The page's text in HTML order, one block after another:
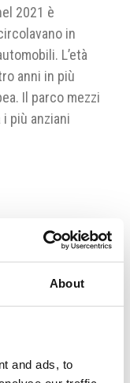
About
and ads, to
2021 è
in
L’età
anni in più
Il parco mezzi
più anziani